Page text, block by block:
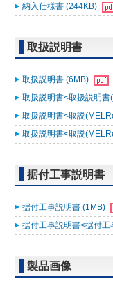
納入仕様書 (244KB)
取扱説明書
取扱説明書 (6MB)
取扱説明書<取扱説明
取扱説明書<取説
取扱説明書<取説
据付工事説明書
据付工事説明書 (1MB)
据付工事説明書<据付
製品画像